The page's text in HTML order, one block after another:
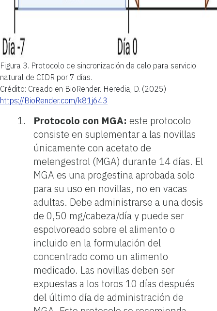
Figura 3. Protocolo de sincronización de celo para servicio
natural de CIDR por 7 días.
Crédito: Creado en BioRender. Heredia, D. (2025)
https://BioRender.com/k81j643
Protocolo con MGA: este protocolo
consiste en suplementar a las novillas
únicamente con acetato de
melengestrol (MGA) durante 14 días. El
MGA es una progestina aprobada solo
para su uso en novillas, no en vacas
adultas. Debe administrarse a una dosis
de 0,50 mg/cabeza/día y puede ser
espolvoreado sobre el alimento o
incluido en la formulación del
concentrado como un alimento
medicado. Las novillas deben ser
expuestas a los toros 10 días después
del último día de administración de